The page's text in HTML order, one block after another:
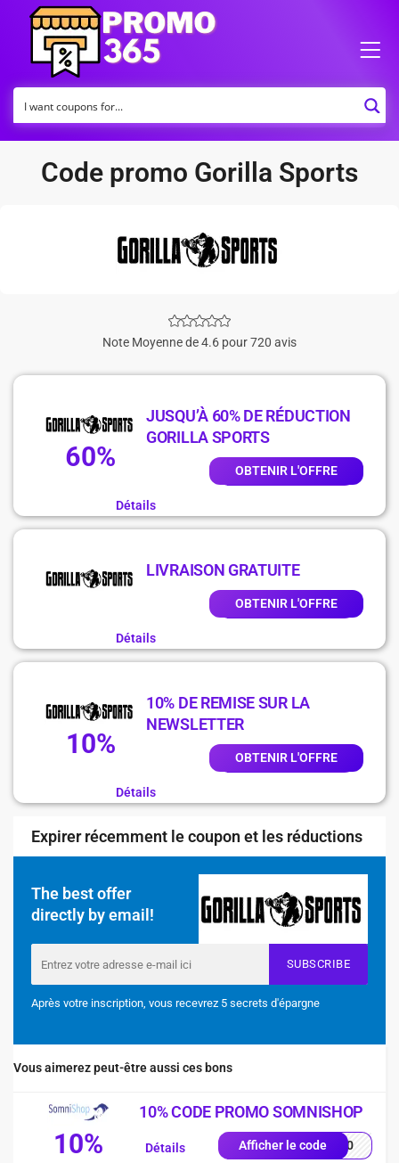
Code promo Gorilla Sports
Note Moyenne de 4.6 pour 720 avis
60%
JUSQU’À 60% DE RÉDUCTION
GORILLA SPORTS
OBTENIR L'OFFRE
Détails
LIVRAISON GRATUITE
OBTENIR L'OFFRE
Détails
10%
10% DE REMISE SUR LA
NEWSLETTER
OBTENIR L'OFFRE
Détails
Expirer récemment le coupon et les réductions
The best offer
directly by email!
SUBSCRIBE
Après votre inscription, vous recevrez 5 secrets d'épargne
Vous aimerez peut-être aussi ces bons
10%
10% CODE PROMO SOMNISHOP
Afficher le codep-10
Détails